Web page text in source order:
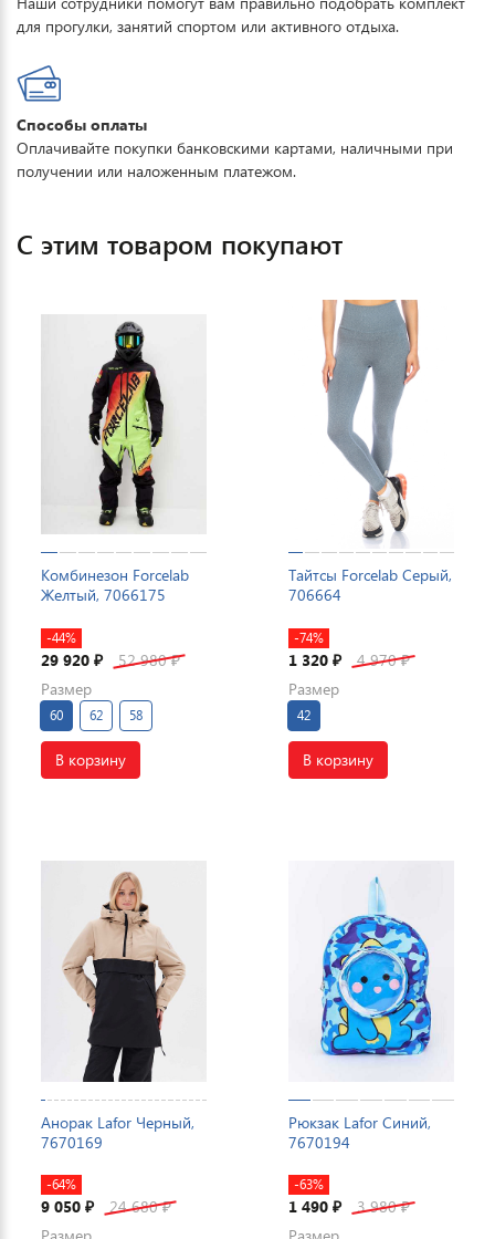
для прогулки, занятий спортом или активного отдыха.
Способы оплаты
Оплачивайте покупки банковскими картами, наличными при
получении или наложенным платежом.
С этим товаром покупают
Комбинезон Forcelab
Желтый, 7066175
-44%
29 920 ₽ 52 980₽
Размер
60 62 58
В корзину
Тайтсы Forcelab Серый,
706664
-74%
1 320 ₽ 4 970₽
Размер
42
В корзину
Анорак Lafor Черный,
7670169
-64%
9 050 ₽ 24 680₽
Рюкзак Lafor Синий,
7670194
-63%
1 490 ₽ 3 980₽